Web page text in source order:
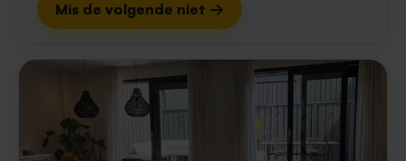
Mis de volgende niet →